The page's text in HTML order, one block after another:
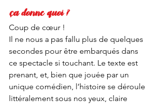
ça donne quoi ?
Coup de cœur !
Il ne nous a pas fallu plus de quelques
secondes pour être embarqués dans
ce spectacle si touchant. Le texte est
prenant, et, bien que jouée par un
unique comédien, l’histoire se déroule
littéralement sous nos yeux, claire